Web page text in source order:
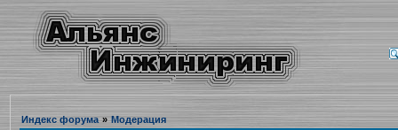
Индекс форума » Модерация